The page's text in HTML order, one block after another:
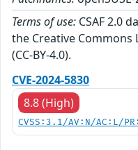
Terms of use: CSAF 2.0
the Creative
(CC-BY-4.0).
CVE-2024-5830
8.8 (High)
CVSS:3.1/AV:N/AC:L/